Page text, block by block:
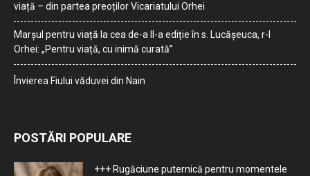
viață – din partea preoților Vicariatului Orhei
Marșul pentru viață la cea de-a II-a ediție în s. Lucășeuca, r-l
Orhei: „Pentru viață, cu inimă curată”
Învierea Fiului văduvei din Nain
POSTĂRI POPULARE
+++ Rugăciune puternică pentru momentele